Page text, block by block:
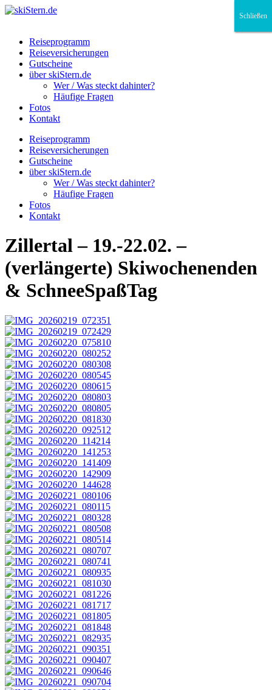
Reiseprogramm
Reiseversicherungen
Gutscheine
über skiStern.de
Wer / Was steckt dahinter?
Häufige Fragen
Fotos
Kontakt
Reiseprogramm
Reiseversicherungen
Gutscheine
über skiStern.de
Wer / Was steckt dahinter?
Häufige Fragen
Fotos
Kontakt
Zillertal – 19.-22.02. –
(verlängerte) Skiwochenenden
& SchneeSpaßTag
Schließen
Schließen
Schließen